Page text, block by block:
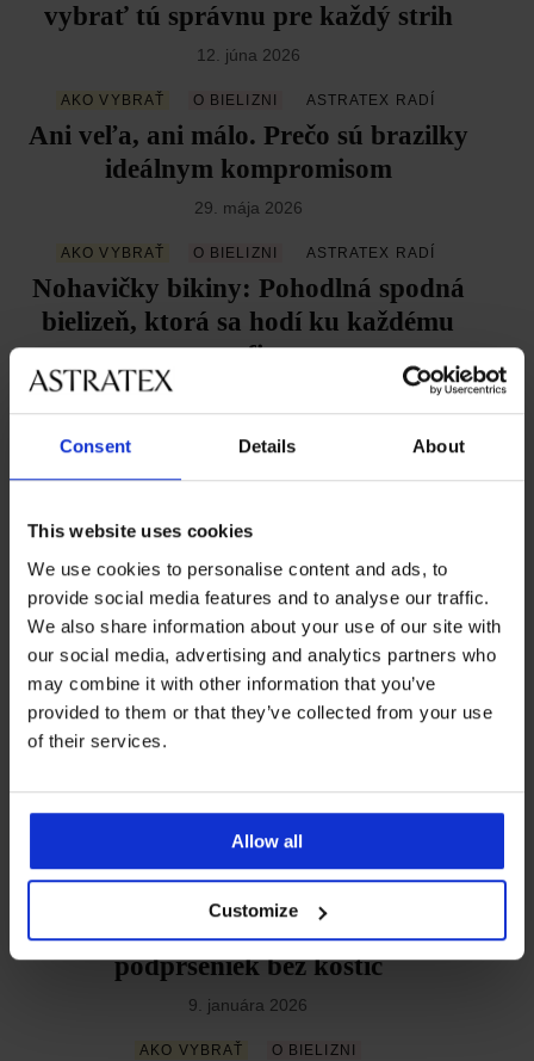
Consent Details About
This website uses cookies
We use cookies to personalise content and ads, to
provide social media features and to analyse our traffic.
We also share information about your use of our site with
our social media, advertising and analytics partners who
may combine it with other information that you’ve
provided to them or that they’ve collected from your use
of their services.
Allow all
Customize
vybrať tú správnu pre každý strih
12. júna 2026
AKO VYBRAŤ O BIELIZNI ASTRATEX RADÍ
Ani veľa, ani málo. Prečo sú brazilky
ideálnym kompromisom
29. mája 2026
AKO VYBRAŤ O BIELIZNI ASTRATEX RADÍ
Nohavičky bikiny: Pohodlná spodná
bielizeň, ktorá sa hodí ku každému
outfitu
AKO VYBRAŤ O BIELIZNI ASTRATEX RADÍ
Tangá pod lupou: Ako vybrať
AKO VYBRAŤ PLAVKY ASTRATEX RADÍ
Ako si vybrať plavky podľa typu
postavy?
AKO VYBRAŤ
strihov a tipy pre správny výber
27. februára 2026
Podpora, ktorá netlačí: Objavte kúzlo
podprseniek bez kostíc
9. januára 2026
AKO VYBRAŤ O BIELIZNI